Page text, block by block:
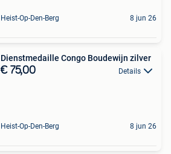
Heist-Op-Den-Berg 8 jun 26
Dienstmedaille Congo Boudewijn zilver
€ 75,00 Details
Heist-Op-Den-Berg 8 jun 26